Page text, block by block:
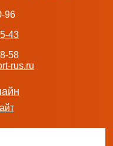
наклоном»
96
43
58
rus.ru